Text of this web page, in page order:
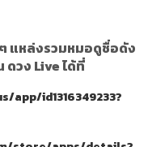
แหล่งรวมหมอดูชื่อดัง
วง Live ได้ที่
id1316349233?